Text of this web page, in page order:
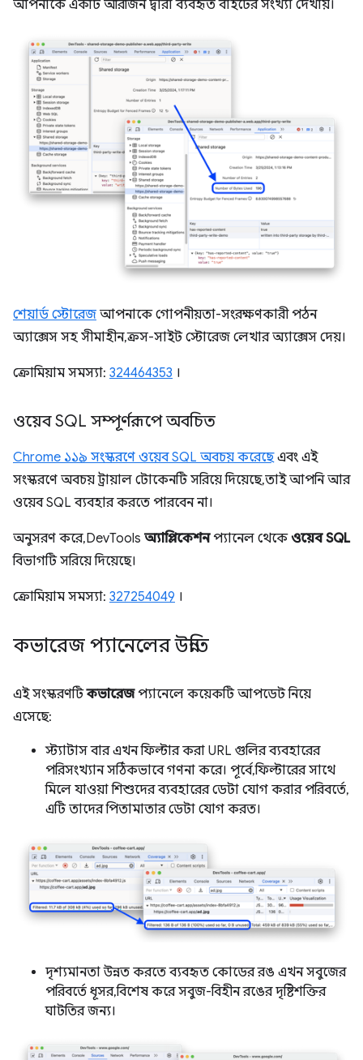
আপনাকে একটি অরিজিন দ্বারা ব্যবহৃত বাইটের সংখ্যা দেখায়।
শেয়ার্ড স্টোরেজ আপনাকে গোপনীয়তা-সংরক্ষণকারী পঠন
অ্যাক্সেস সহ সীমাহীন, ক্রস-সাইট স্টোরেজ লেখার অ্যাক্সেস দেয়।
ক্রোমিয়াম সমস্যা: 324464353 ।
ওয়েব SQL সম্পূর্ণরূপে অবচিত
Chrome ১১৯ সংস্করণে ওয়েব SQL অবচয় করেছেএবং এই
সংস্করণে অবচয় ট্রায়াল টোকেনটি সরিয়ে দিয়েছে, তাই আপনি আর
ওয়েব SQL ব্যবহার করতে পারবেন না।
অনুসরণ করে, DevTools অ্যাপ্লিকেশনপ্যানেল থেকেওয়েব SQL
বিভাগটি সরিয়ে দিয়েছে।
ক্রোমিয়াম সমস্যা: 327254049 ।
কভারেজ প্যানেলের উন্নতি
এই সংস্করণটিকভারেজপ্যানেলে কয়েকটি আপডেট নিয়ে
এসেছে:
স্ট্যাটাস বার এখন ফিল্টার করা URL গুলির ব্যবহারের
পরিসংখ্যান সঠিকভাবে গণনা করে। পূর্বে, ফিল্টারের সাথে
মিলে যাওয়া শিশুদের ব্যবহারের ডেটা যোগ করার পরিবর্তে,
এটি তাদের পিতামাতার ডেটা যোগ করত।
দৃশ্যমানতা উন্নত করতে ব্যবহৃত কোডের রঙ এখন সবুজের
পরিবর্তে ধূসর, বিশেষ করে সবুজ-বিহীন রঙের দৃষ্টিশক্তির
ঘাটতির জন্য।